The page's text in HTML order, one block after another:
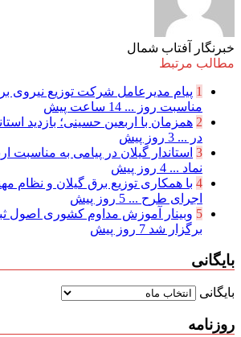
خبرنگار آفتاب شمال
مطالب مرتبط
1 پیام مدیرعامل شركت توزیع نیروی
مناسبت روز ... 14 ساعت پیش
2 همزمان با اربعین حسینی؛ بازدید
در ... 3 روز پیش
3 استاندار گیلان در پیامی به مناسبت
نماد ... 4 روز پیش
4 با همکاری توزیع برق گیلان و نظام
اجرای طرح ... 5 روز پیش
5 وبینار آموزش مداوم کشوری اصول
برگزار شد 7 روز پیش
بایگانی
بایگانی
روزنامه